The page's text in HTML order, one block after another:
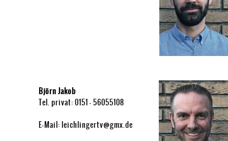
Björn Jakob
Tel. privat: 0151 - 56055108
E-Mail: leichlingertv@gmx.de